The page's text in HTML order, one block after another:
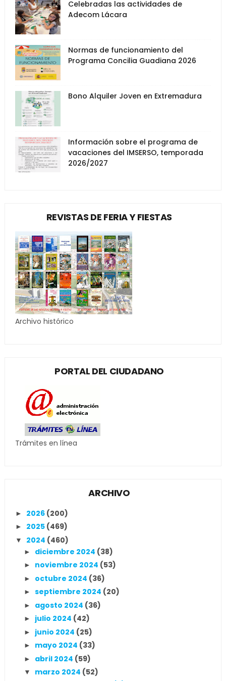
Celebradas las actividades de
Adecom Lácara
Normas de funcionamiento del
Programa Concilia Guadiana 2026
Bono Alquiler Joven en Extremadura
Información sobre el programa de
vacaciones del IMSERSO, temporada
2026/2027
REVISTAS DE FERIA Y FIESTAS
Archivo histórico
PORTAL DEL CIUDADANO
Trámites en línea
ARCHIVO
► 2026 (200)
► 2025 (469)
▼ 2024 (460)
► diciembre 2024 (38)
► noviembre 2024 (53)
► octubre 2024 (36)
► septiembre 2024 (20)
► agosto 2024 (36)
► julio 2024 (42)
► junio 2024 (25)
► mayo 2024 (33)
► abril 2024 (59)
▼ marzo 2024 (52)